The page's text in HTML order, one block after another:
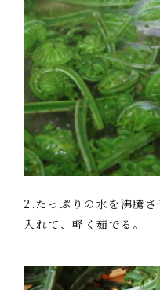
2.たっぷりの水を沸騰
入れて、軽く茹でる。